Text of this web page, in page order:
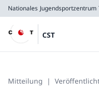
Nationales Jugendsportzentrum
CST
CST
Mitteilung